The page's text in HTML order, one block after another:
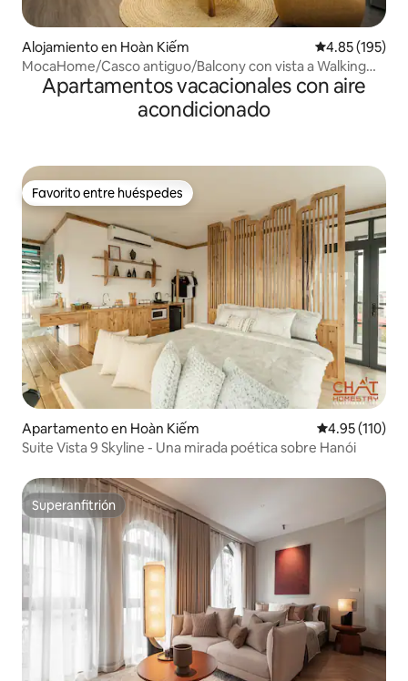
Alojamiento en Hoàn Kiếm Calificación
4.85 (195)
MocaHome/Casco antiguo/Balcony con vista a Walking
Street
Apartamentos vacacionales con aire
acondicionado
Favorito entre huéspedes
Favorito entre huéspedes
Apartamento en Hoàn Kiếm Calificación
4.95 (110)
Suite Vista 9 Skyline - Una mirada poética sobre Hanói
Superanfitrión
Superanfitrión